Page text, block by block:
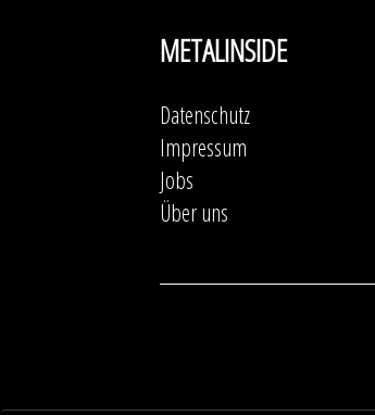
METALINSIDE
Datenschutz
Impressum
Jobs
Über uns